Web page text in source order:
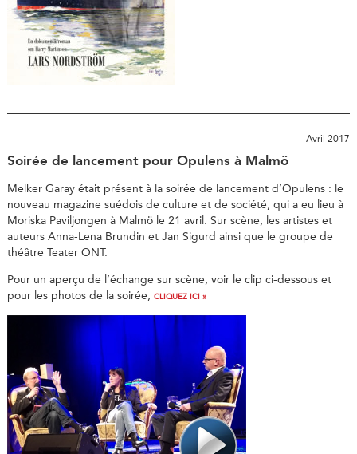
Avril 2017
Soirée de lancement pour Opulens à Malmö
Melker Garay était présent à la soirée de lancement d’Opulens : le
nouveau magazine suédois de culture et de société, qui a eu lieu à
Moriska Paviljongen à Malmö le 21 avril. Sur scène, les artistes et
auteurs Anna-Lena Brundin et Jan Sigurd ainsi que le groupe de
théâtre Teater ONT.
Pour un aperçu de l’échange sur scène, voir le clip ci-dessous et
pour les photos de la soirée, CLIQUEZ ICI »